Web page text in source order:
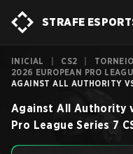
STRAFE
INICIAL CS2
2026 EUROPEAN PRO
AGAINST ALL AUTHORITY
Against All Authority
Pro League Series 7